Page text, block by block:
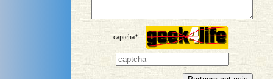
captcha* :